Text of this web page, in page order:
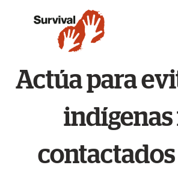
Actúa para
indígenas
contactados